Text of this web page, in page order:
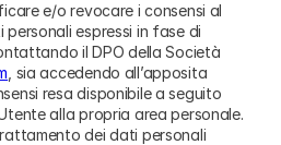
e/o revocare i consensi al
espressi in fase di
il DPO della Società
, sia accedendo all’apposita
resa disponibile a seguito
alla propria area personale.
dei dati personali